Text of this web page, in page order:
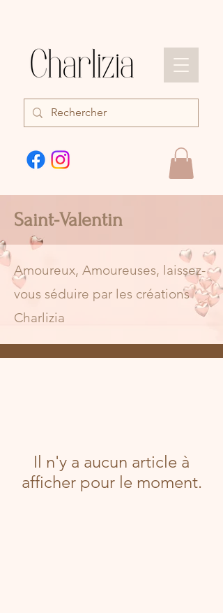
Saint-Valentin
Amoureux, Amoureuses, laissez-
vous séduire par les créations
Charlizia
Il n'y a aucun article à
afficher pour le moment.